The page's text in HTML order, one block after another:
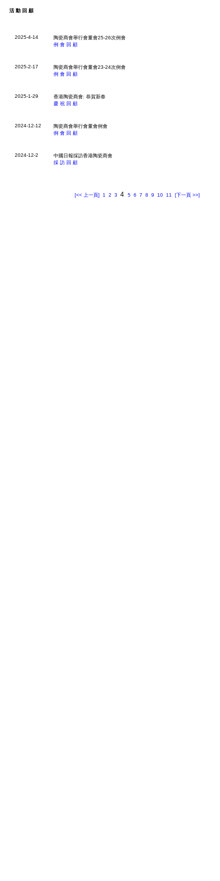
活動回顧
2025-4-14
陶瓷商會舉行會董會25-26次例會
例會回顧
2025-2-17
陶瓷商會舉行會董會23-24次例會
例會回顧
2025-1-29
香港陶瓷商會: 恭賀新春
慶祝回顧
2024-12-12
陶瓷商會舉行會董會例會
例會回顧
2024-12-2
中國日報採訪香港陶瓷商會
採訪回顧
[<< 上一頁] 1 2 3 4 5 6 7 8 9 10 11 [下一頁 >>]